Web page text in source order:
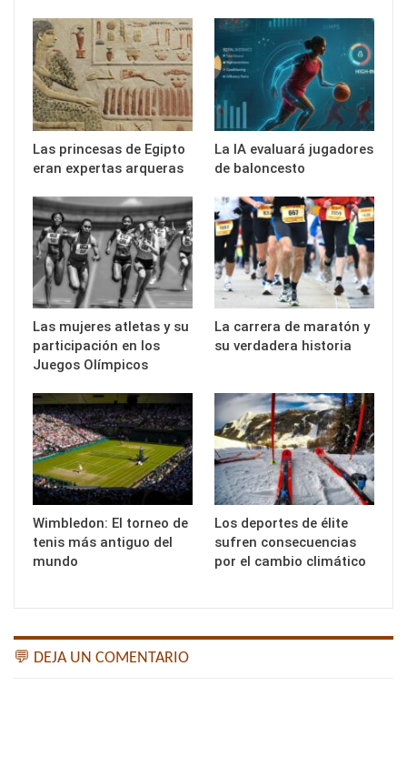
Las princesas de Egipto
eran expertas arqueras
La IA evaluará jugadores
de baloncesto
Las mujeres atletas y su
participación en los
Juegos Olímpicos
La carrera de maratón y
su verdadera historia
Wimbledon: El torneo de
tenis más antiguo del
mundo
Los deportes de élite
sufren consecuencias
por el cambio climático
💬 DEJA UN COMENTARIO